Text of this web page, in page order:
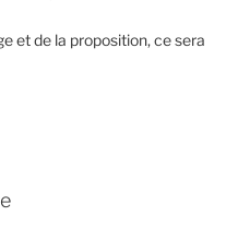
et de la proposition, ce sera